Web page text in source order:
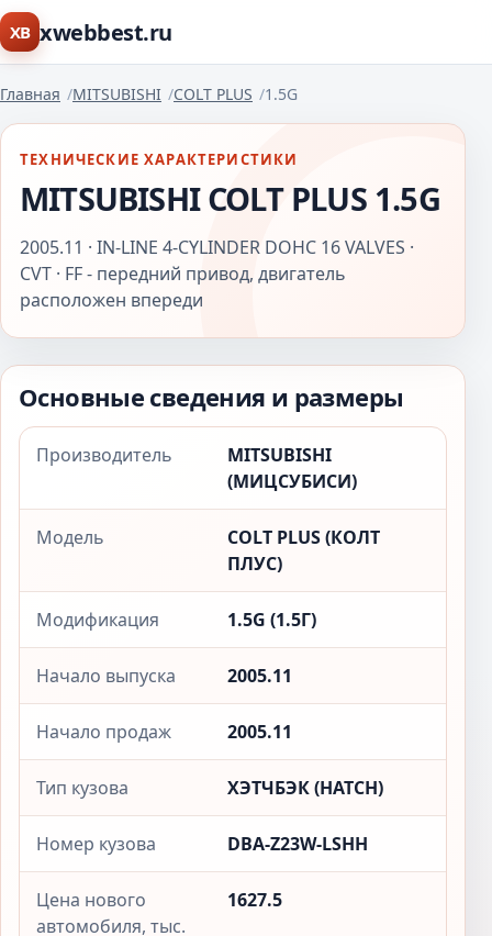
XB xwebbest.ru
Главная MITSUBISHI COLT PLUS 1.5G
ТЕХНИЧЕСКИЕ ХАРАКТЕРИСТИКИ
MITSUBISHI COLT PLUS 1.5G
2005.11 · IN-LINE 4-CYLINDER DOHC 16 VALVES ·
CVT · FF - передний привод, двигатель
расположен впереди
Основные сведения и размеры
Производитель
MITSUBISHI
(МИЦСУБИСИ)
Модель
COLT PLUS (КОЛТ
ПЛУС)
Модификация 1.5G (1.5Г)
Начало выпуска 2005.11
Начало продаж 2005.11
Тип кузова ХЭТЧБЭК (HATCH)
Номер кузова DBA-Z23W-LSHH
Цена нового
автомобиля, тыс.
1627.5